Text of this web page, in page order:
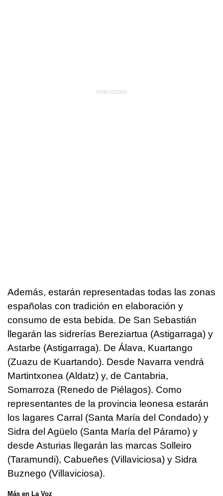
Además, estarán representadas todas las zonas
españolas con tradición en elaboración y
consumo de esta bebida. De San Sebastián
llegarán las sidrerías Bereziartua (Astigarraga) y
Astarbe (Astigarraga). De Álava, Kuartango
(Zuazu de Kuartando). Desde Navarra vendrá
Martintxonea (Aldatz) y, de Cantabria,
Somarroza (Renedo de Piélagos). Como
representantes de la provincia leonesa estarán
los lagares Carral (Santa María del Condado) y
Sidra del Agüelo (Santa María del Páramo) y
desde Asturias llegarán las marcas Solleiro
(Taramundi), Cabueñes (Villaviciosa) y Sidra
Buznego (Villaviciosa).
Más en La Voz